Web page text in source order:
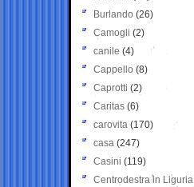
Burlando (26)
Camogli (2)
canile (4)
Cappello (8)
Caprotti (2)
Caritas (6)
carovita (170)
casa (247)
Casini (119)
Centrodestra in Liguria